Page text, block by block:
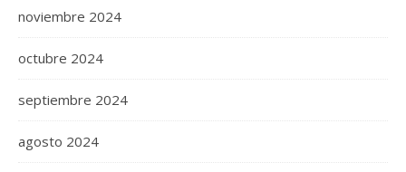
noviembre 2024
octubre 2024
septiembre 2024
agosto 2024